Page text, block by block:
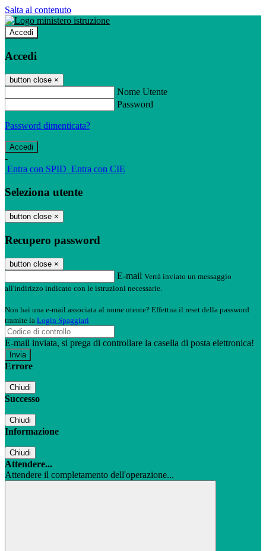
Salta al contenuto
Accedi
Accedi
button close ×
Nome Utente
Password
Password dimenticata?
-
Entra con SPID Entra con CIE
Seleziona utente
button close ×
Recupero password
button close ×
E-mail Verrà inviato un messaggio
all'indirizzo indicato con le istruzioni necessarie.
Non hai una e-mail associata al nome utente? Effettua il reset della password
tramite la Login Spaggiari
E-mail inviata, si prega di controllare la casella di posta elettronica!
Errore
Chiudi
Successo
Chiudi
Informazione
Chiudi
Attendere...
Attendere il completamento dell'operazione...